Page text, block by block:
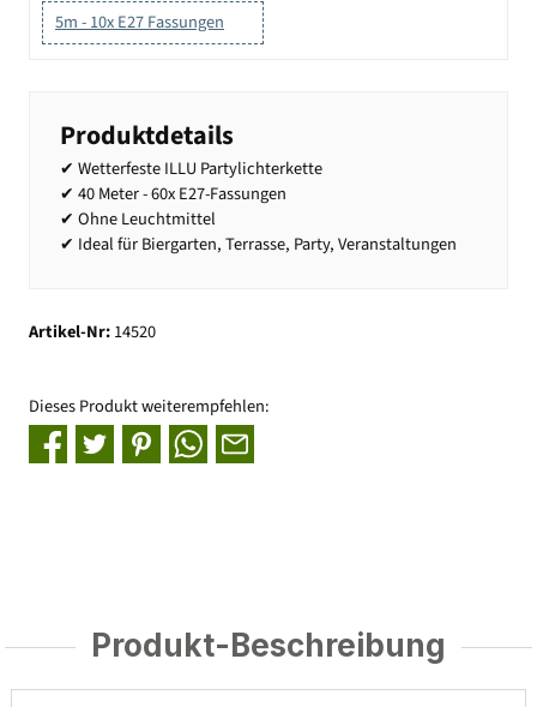
5m - 10x E27 Fassungen
Produktdetails
✔ Wetterfeste ILLU Partylichterkette
✔ 40 Meter - 60x E27-Fassungen
✔ Ohne Leuchtmittel
✔ Ideal für Biergarten, Terrasse, Party, Veranstaltungen
Artikel-Nr:14520
Dieses Produkt weiterempfehlen:
Produkt-Beschreibung